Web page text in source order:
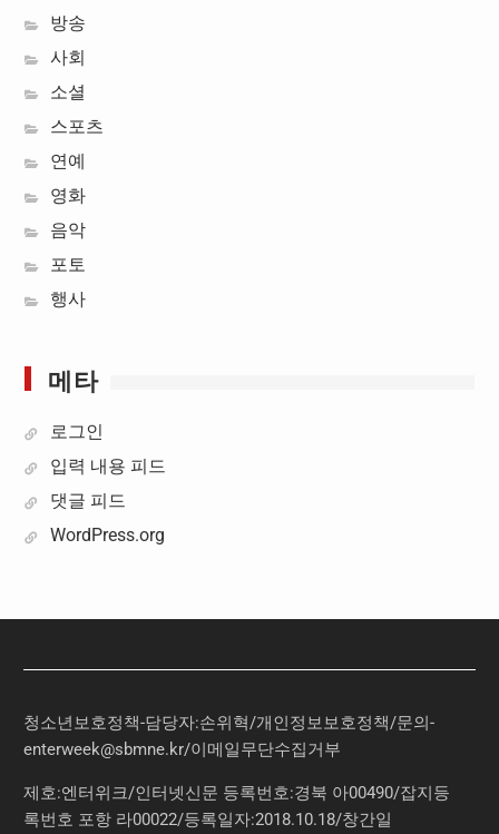
방송
사회
소셜
스포츠
연예
영화
음악
포토
행사
메타
로그인
입력 내용 피드
댓글 피드
WordPress.org
청소년보호정책-담당자:손위혁/개인정보보호정책/문의-
enterweek@sbmne.kr/이메일무단수집거부
제호:엔터위크/인터넷신문 등록번호:경북 아00490/잡지등
록번호 포항 라00022/등록일자:2018.10.18/창간일